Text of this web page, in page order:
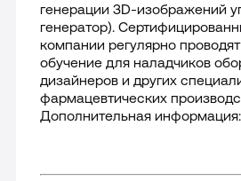
генерации 3D-изображений
генератор).
компании регулярно
обучение для наладчиков
дизайнеров и других
фармацевтических
Дополнительная информация: